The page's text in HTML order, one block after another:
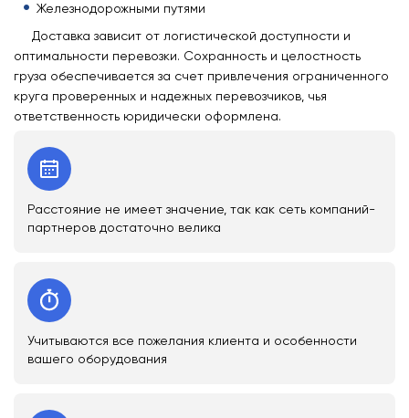
Железнодорожными путями
Доставка зависит от логистической доступности и
оптимальности перевозки. Сохранность и целостность
груза обеспечивается за счет привлечения ограниченного
круга проверенных и надежных перевозчиков, чья
ответственность юридически оформлена.
Расстояние не имеет значение, так как сеть компаний-
партнеров достаточно велика
Учитываются все пожелания клиента и особенности
вашего оборудования